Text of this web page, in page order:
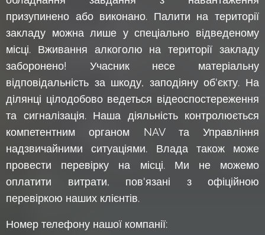
призупинено або виконано. Палити на території
закладу можна лише у спеціально відведеному
місці. Вживання алкоголю на території закладу
заборонено! Учасник несе матеріальну
відповідальність за шкоду, заподіяну об'єкту. На
ділянці цілодобово ведеться відеоспостереження
та сигналізація. Наша діяльність контролюється
компетентним органом NAV та Управління
надзвичайними ситуаціями. Влада також може
провести перевірку на місці. Ми не можемо
оплатити витрати, пов'язані з офіційною
перевіркою наших клієнтів.
Номер телефону нашої компанії: